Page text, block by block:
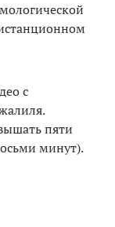
с
пяти
минут).